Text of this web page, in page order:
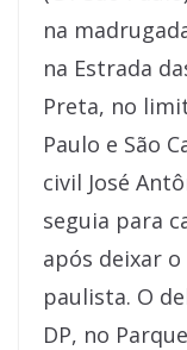
na
na Estrada
Preta, no
Paulo e São
civil José
seguia para
após deixar
paulista. O
DP, no